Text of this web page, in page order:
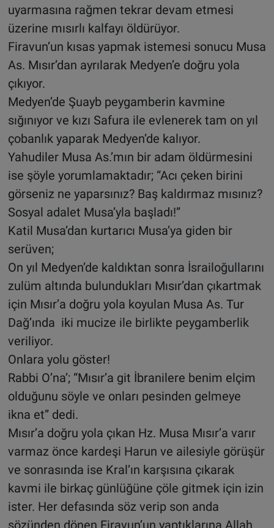
uyarmasına rağmen tekrar devam etmesi
üzerine mısırlı kalfayı öldürüyor.
Firavun’un kısas yapmak istemesi sonucu Musa
As. Mısır’dan ayrılarak Medyen’e doğru yola
çıkıyor.
Medyen’de Şuayb peygamberin kavmine
sığınıyor ve kızı Safura ile evlenerek tam on yıl
çobanlık yaparak Medyen’de kalıyor.
Yahudiler Musa As.’mın bir adam öldürmesini
ise şöyle yorumlamaktadır; “Acı çeken birini
görseniz ne yaparsınız? Baş kaldırmaz mısınız?
Sosyal adalet Musa’yla başladı!”
Katil Musa’dan kurtarıcı Musa’ya giden bir
serüven;
On yıl Medyen’de kaldıktan sonra İsrailoğullarını
zulüm altında bulundukları Mısır’dan çıkartmak
için Mısır’a doğru yola koyulan Musa As. Tur
Dağ’ında iki mucize ile birlikte peygamberlik
veriliyor.
Onlara yolu göster!
Rabbi O’na’; “Mısır’a git İbranilere benim elçim
olduğunu söyle ve onları pesinden gelmeye
ikna et” dedi.
Mısır’a doğru yola çıkan Hz. Musa Mısır’a varır
varmaz önce kardeşi Harun ve ailesiyle görüşür
ve sonrasında ise Kral’ın karşısına çıkarak
kavmi ile birkaç günlüğüne çöle gitmek için izin
ister. Her defasında söz verip son anda
sözünden dönen Firavun’un yaptıklarına Allah